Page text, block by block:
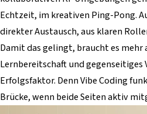
Echtzeit, im kreativen Ping-Pong.
direkter Austausch, aus klaren
Damit das gelingt, braucht es mehr
Lernbereitschaft und gegenseitiges
Erfolgsfaktor. Denn Vibe Coding
Brücke, wenn beide Seiten aktiv